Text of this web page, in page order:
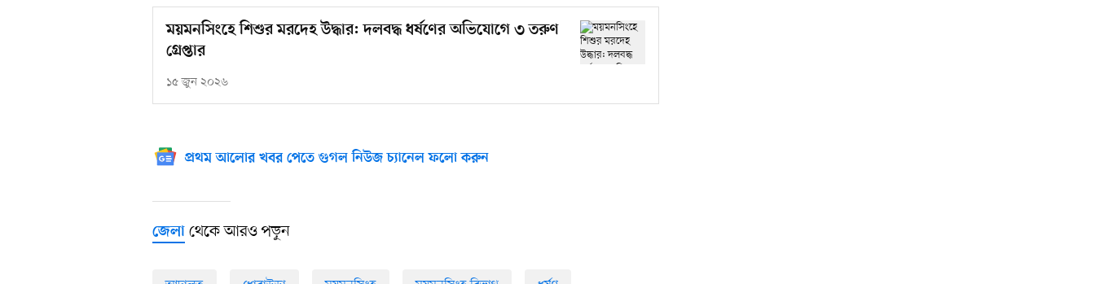
ময়মনসিংহে শিশুর মরদেহ উদ্ধার: দলবদ্ধ ধর্ষণের অভিযোগে ৩ তরুণ
গ্রেপ্তার
১৫ জুন ২০২৬
প্রথম আলোর খবর পেতে গুগল নিউজ চ্যানেল ফলো করুন
জেলা থেকে আরও পড়ুন